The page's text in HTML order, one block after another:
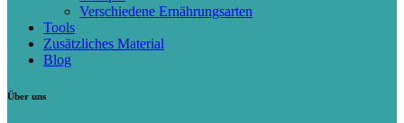
Verschiedene Ernährungsarten
Tools
Zusätzliches Material
Blog
Über uns